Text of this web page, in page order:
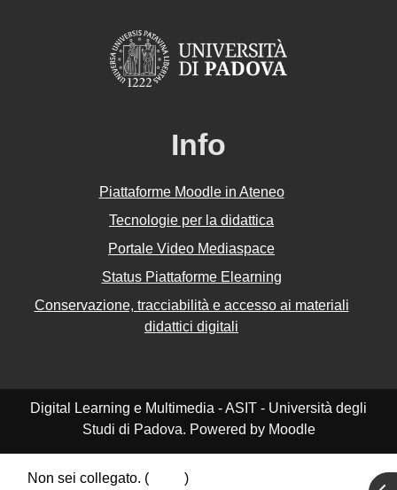
Info
Piattaforme Moodle in Ateneo
Tecnologie per la didattica
Portale Video Mediaspace
Status Piattaforme Elearning
Conservazione, tracciabilità e accesso ai materiali
didattici digitali
Digital Learning e Multimedia - ASIT - Università degli
Studi di Padova. Powered by Moodle
Non sei collegato. ( )